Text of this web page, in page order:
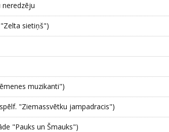
neredzēju
sietiņš")
muzikanti")
"Ziemassvētku jampadracis")
"Pauks un Šmauks")